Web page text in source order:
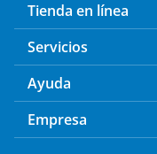
Tienda en línea
Servicios
Ayuda
Empresa